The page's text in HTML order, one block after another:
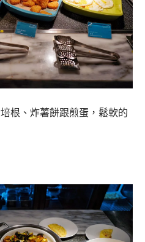
根、炸薯餅跟煎蛋，鬆軟的